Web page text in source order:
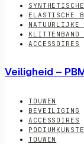
ELASTISCHE
NATUURLIJKE
ACCESSOIRES
Veiligheid –
TOUWEN
BEVEILIGING
ACCESSOIRES
TOUWEN